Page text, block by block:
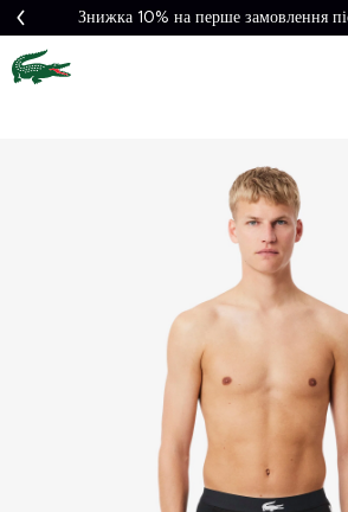
Знижка 10% на перше замовлення
Безкоштовна
доставка від
5000₴*